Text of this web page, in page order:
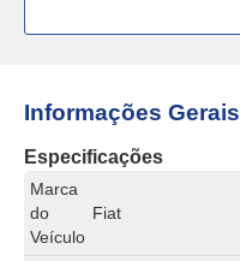
Informações Gerais
Especificações
Marca
do
Veículo
Fiat